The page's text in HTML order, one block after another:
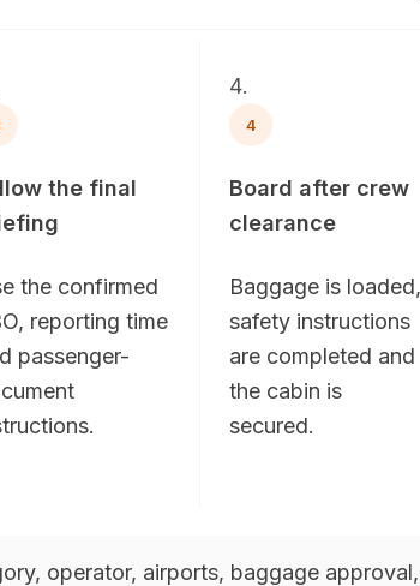
the final
the confirmed
reporting time
passenger-
4
Board after crew
clearance
Baggage is loaded,
safety instructions
are completed and
the cabin is
secured.
operator, airports, baggage